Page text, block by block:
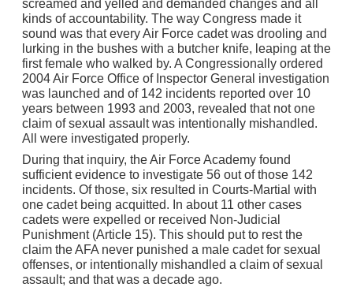
screamed and yelled and demanded changes and all
kinds of accountability. The way Congress made it
sound was that every Air Force cadet was drooling and
lurking in the bushes with a butcher knife, leaping at the
first female who walked by. A Congressionally ordered
2004 Air Force Office of Inspector General investigation
was launched and of 142 incidents reported over 10
years between 1993 and 2003, revealed that not one
claim of sexual assault was intentionally mishandled.
All were investigated properly.
During that inquiry, the Air Force Academy found
sufficient evidence to investigate 56 out of those 142
incidents. Of those, six resulted in Courts-Martial with
one cadet being acquitted. In about 11 other cases
cadets were expelled or received Non-Judicial
Punishment (Article 15). This should put to rest the
claim the AFA never punished a male cadet for sexual
offenses, or intentionally mishandled a claim of sexual
assault; and that was a decade ago.